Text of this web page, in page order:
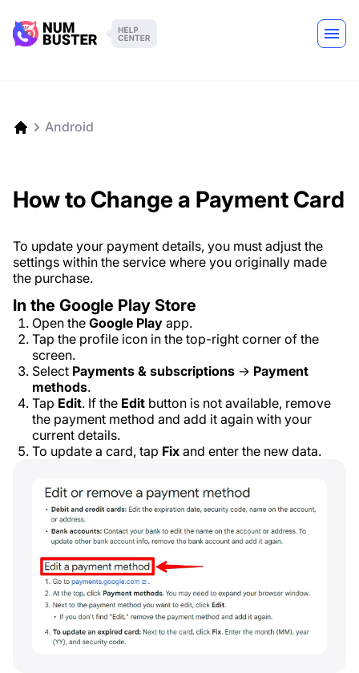
Android
How to Change a Payment Card
To update your payment details, you must adjust the
settings within the service where you originally made
the purchase.
In the Google Play Store
Open the Google Play app.
Tap the profile icon in the top-right corner of the
screen.
Select Payments & subscriptions → Payment
methods.
Tap Edit. If the Edit button is not available, remove
the payment method and add it again with your
current details.
To update a card, tap Fix and enter the new data.